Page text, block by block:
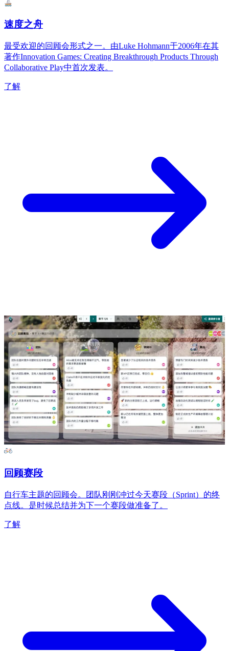
速度之舟
最受欢迎的回顾会形式之一。由Luke Hohmann于2006年在其
著作Innovation Games: Creating Breakthrough Products Through
Collaborative Play中首次发表。
了解
回顾赛段
自行车主题的回顾会。团队刚刚冲过今天赛段（Sprint）的终
点线。是时候总结并为下一个赛段做准备了。
了解